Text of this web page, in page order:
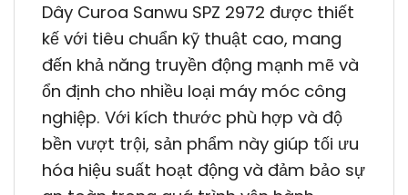
Dây Curoa Sanwu SPZ 2972 được thiết
kế với tiêu chuẩn kỹ thuật cao, mang
đến khả năng truyền động mạnh mẽ và
ổn định cho nhiều loại máy móc công
nghiệp. Với kích thước phù hợp và độ
bền vượt trội, sản phẩm này giúp tối ưu
hóa hiệu suất hoạt động và đảm bảo sự